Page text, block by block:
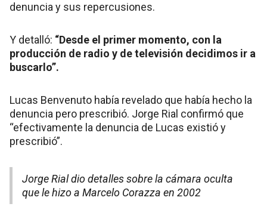
denuncia y sus repercusiones.
Y detalló: “Desde el primer momento, con la
producción de radio y de televisión decidimos ir a
buscarlo”.
Lucas Benvenuto había revelado que había hecho la
denuncia pero prescribió. Jorge Rial confirmó que
“efectivamente la denuncia de Lucas existió y
prescribió”.
Jorge Rial dio detalles sobre la cámara oculta
que le hizo a Marcelo Corazza en 2002